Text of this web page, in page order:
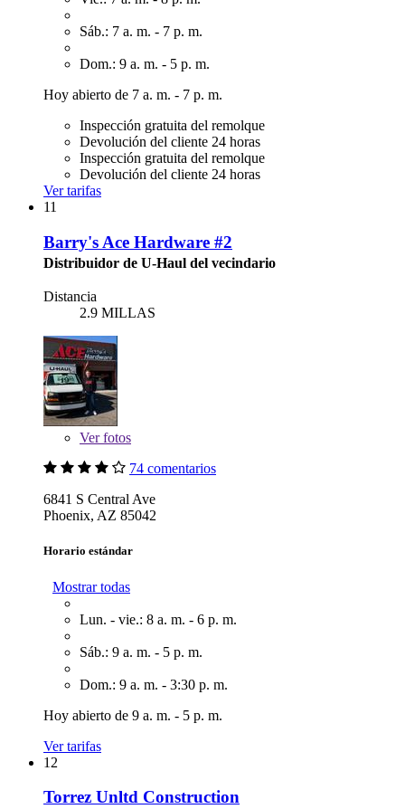
Sáb.: 7 a. m. - 7 p. m.
Dom.: 9 a. m. - 5 p. m.
Hoy abierto de 7 a. m. - 7 p. m.
Inspección gratuita del remolque
Devolución del cliente 24 horas
Inspección gratuita del remolque
Devolución del cliente 24 horas
Ver tarifas
11
Barry's Ace Hardware #2
Distribuidor de U-Haul del vecindario
Distancia
2.9 MILLAS
Verfotos
74 comentarios
6841 S Central Ave
Phoenix, AZ 85042
Horario estándar
Mostrar todas
Lun. - vie.: 8 a. m. - 6 p. m.
Sáb.: 9 a. m. - 5 p. m.
Dom.: 9 a. m. - 3:30 p. m.
Hoy abierto de 9 a. m. - 5 p. m.
Ver tarifas
12
Torrez Unltd Construction